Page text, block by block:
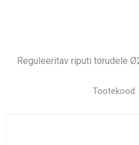
Reguleeritav riputi torudele
Tootekood: